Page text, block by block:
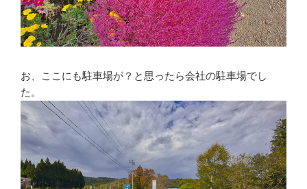
お、ここにも駐車場が？と思ったら会社の駐車場でし
た。